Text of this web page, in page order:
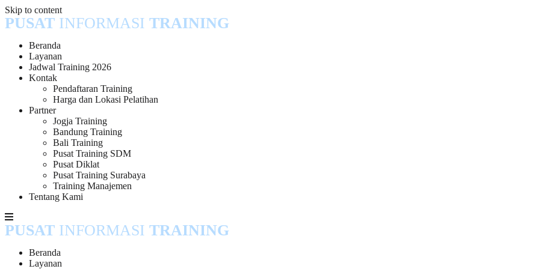
Skip to content
PUSAT INFORMASI TRAINING
Beranda
Layanan
Jadwal Training 2026
Kontak
Pendaftaran Training
Harga dan Lokasi Pelatihan
Partner
Jogja Training
Bandung Training
Bali Training
Pusat Training SDM
Pusat Diklat
Pusat Training Surabaya
Training Manajemen
Tentang Kami
PUSAT INFORMASI TRAINING
Beranda
Layanan